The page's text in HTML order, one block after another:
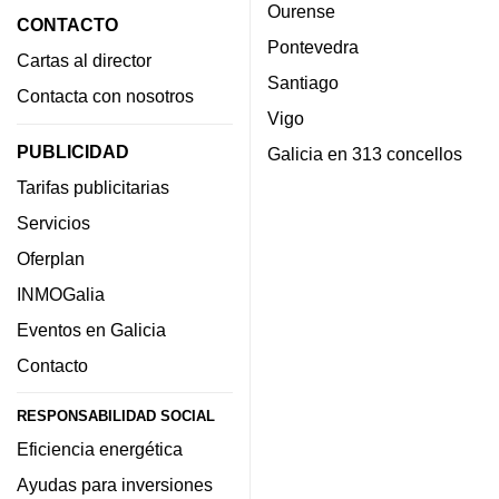
CONTACTO
Cartas al director
Contacta con nosotros
PUBLICIDAD
Tarifas publicitarias
Servicios
Oferplan
INMOGalia
Eventos en Galicia
Contacto
RESPONSABILIDAD SOCIAL
Eficiencia energética
Ayudas para inversiones
Ourense
Pontevedra
Santiago
Vigo
Galicia en 313 concellos